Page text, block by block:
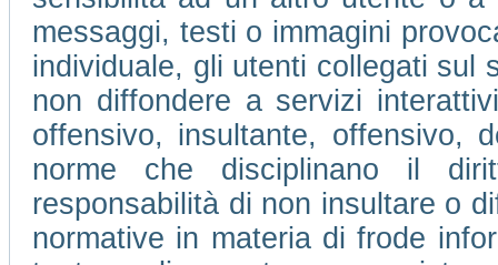
messaggi, testi o immagini
individuale, gli utenti collegati sul
non diffondere a servizi
offensivo, insultante, offensivo,
norme che disciplinano il
responsabilità di non insultare o
normative in materia di frode